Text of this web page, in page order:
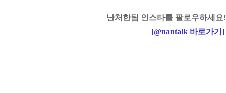
난처한팀 인스타를 팔로우하세요!
[@nantalk 바로가기 ]